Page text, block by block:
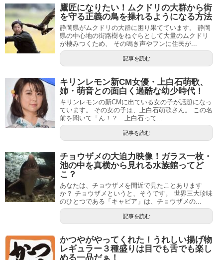
鷹匠になりたい！ムクドリの大群から街
を守る正義の鳥を操れるようになる方法
静岡県がムクドリの大群に困り果てています。 静岡
県の中心地の街路樹をねぐらとして大量のムクドリ
が棲みつくため、 その鳴き声やフンに住民が...
記事を読む
キリンレモン新CM女優・上白石萌歌、
姉・萌音との面白く過酷な幼少時代！
キリンレモンの新CMに出ている女の子が話題になっ
ています。 その女の子は、上白石萌歌さん。 この名
前を聞いて「ん！？ 上白石って...
記事を読む
チョウザメの大迫力映像！ガラス一枚・
池の中を真横から見れる水族館ってど
こ？
あなたは、チョウザメを間近で見たことあります
か？ チョウザメというと、そうです。 世界三大珍味
のひとつである「キャビア」は、チョウザメの...
記事を読む
かつやがやってくれた！うれしい揚げ物
レギュラー３種盛りは目でも舌でも楽し
める一品だぁ！